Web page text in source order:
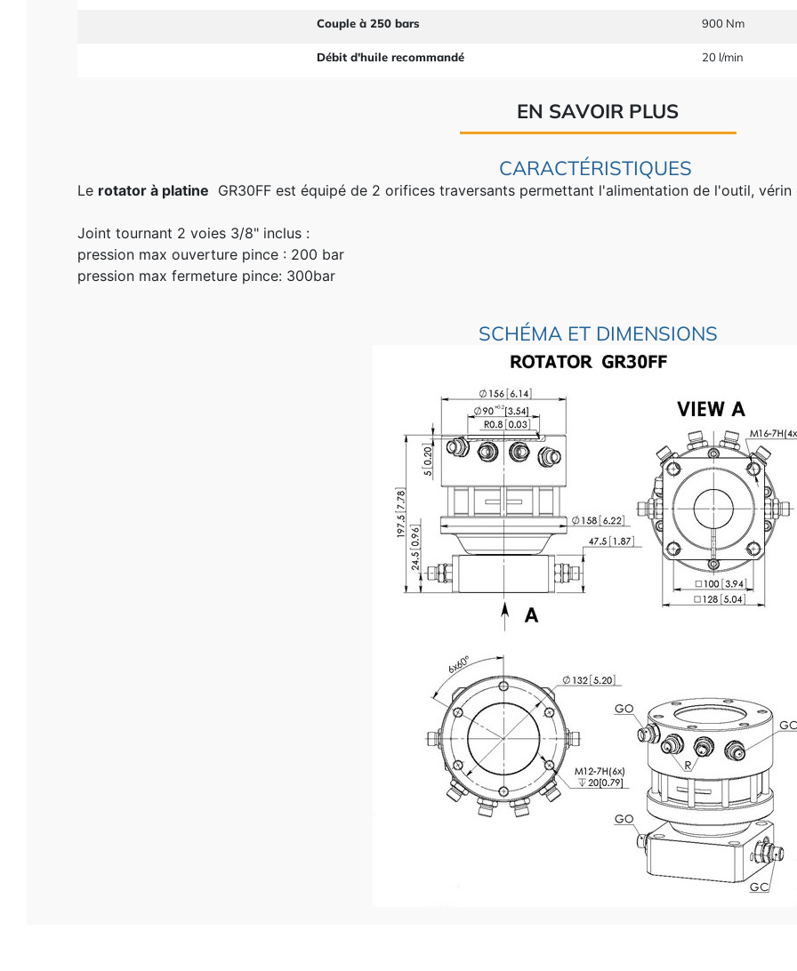
Couple à 250 bars 900 Nm
Débit d'huile recommandé 20 l/min
EN SAVOIR PLUS
CARACTÉRISTIQUES
Le rotator à platine GR30FF est équipé de 2 orifices traversants permettant l'alimentation de l'outil, vérin
Joint tournant 2 voies 3/8" inclus :
pression max ouverture pince : 200 bar
pression max fermeture pince: 300bar
SCHÉMA ET DIMENSIONS